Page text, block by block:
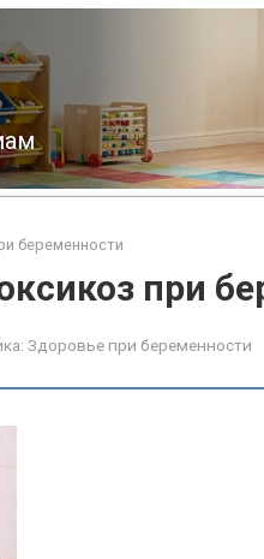
беременности
при
Здоровье при беременности